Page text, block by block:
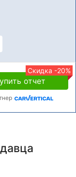
Скидка -20%
отчет